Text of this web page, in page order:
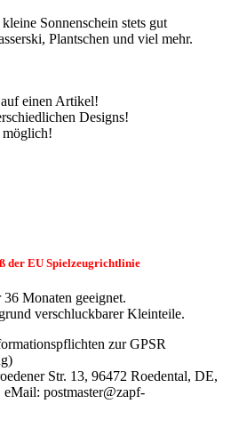
Sonnenschein stets gut
Plantschen und viel mehr.
einen Artikel!
Designs!
der EU Spielzeugrichtlinie
Monaten geeignet.
verschluckbarer Kleinteile.
zur GPSR
Str. 13, 96472 Roedental, DE,
postmaster@zapf-